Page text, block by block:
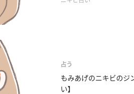
占う
もみあげのニキビのジ
い】